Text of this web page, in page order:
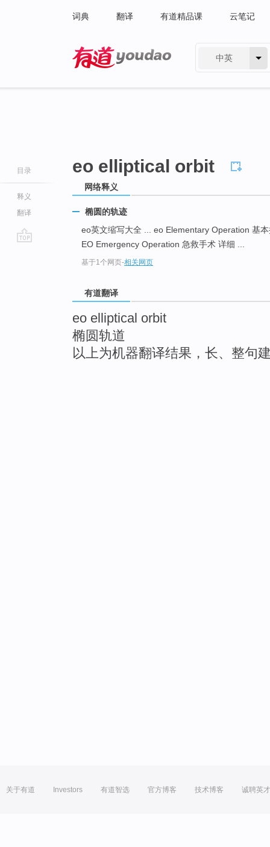
词典 翻译 有道精品课 云笔记
中英
目录
释义
翻译
eo elliptical orbit
网络释义
椭圆的轨迹
eo英文缩写大全 ... eo Elementary Operation 基
EO Emergency Operation 急救手术 详细 ...
基于1个网页-相关网页
有道翻译
eo elliptical orbit
椭圆轨道
以上为机器翻译结果，长、整句
关于有道 Investors 有道智选 官方博客 技术博客 诚聘英才